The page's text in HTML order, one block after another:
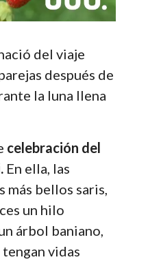
del viaje
después de
la luna llena
celebración del
En ella, las
más bellos saris,
un hilo
árbol baniano,
vidas